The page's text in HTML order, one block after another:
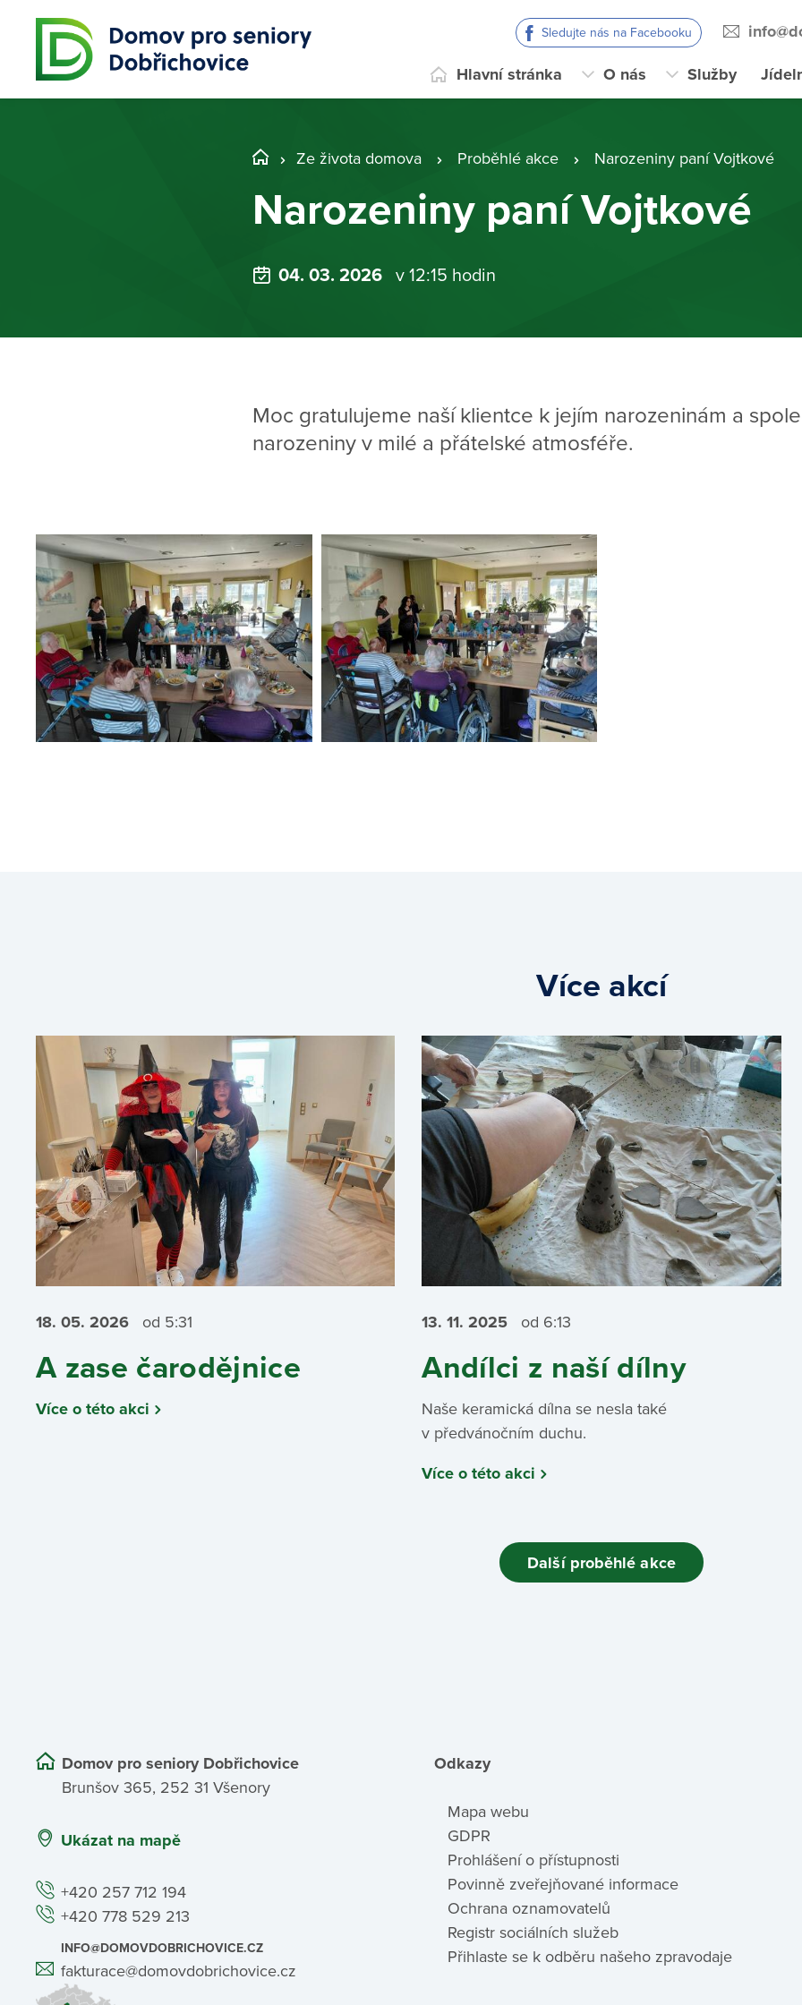
Sledujte nás na Facebooku
Hlavní stránka O nás Služby
Ze života domova Proběhlé akce Narozeniny paní Vojtkové
Narozeniny paní Vojtkové
04. 03. 2026 v 12:15 hodin
Moc gratulujeme naší klientce k jejím narozeninám a
narozeniny v milé a přátelské atmosféře.
Více akcí
18. 05. 2026 od 5:31
A zase čarodějnice
Více o této akci
13. 11.2025 od 6:13
Andílci z naší dílny
Naše keramická dílna se nesla také
v předvánočním duchu.
Více o této akci
Další proběhlé akce
Domov pro seniory Dobřichovice
Brunšov 365, 252 31 Všenory
Ukázat na mapě
+420 257 712 194
+420 778 529 213
INFO@DOMOVDOBRICHOVICE.CZ
fakturace@domovdobrichovice.cz
Odkazy
Mapa webu
GDPR
Prohlášení o přístupnosti
Povinně zveřejňované informace
Ochrana oznamovatelů
Registr sociálních služeb
Přihlaste se k odběru našeho zpravodaje